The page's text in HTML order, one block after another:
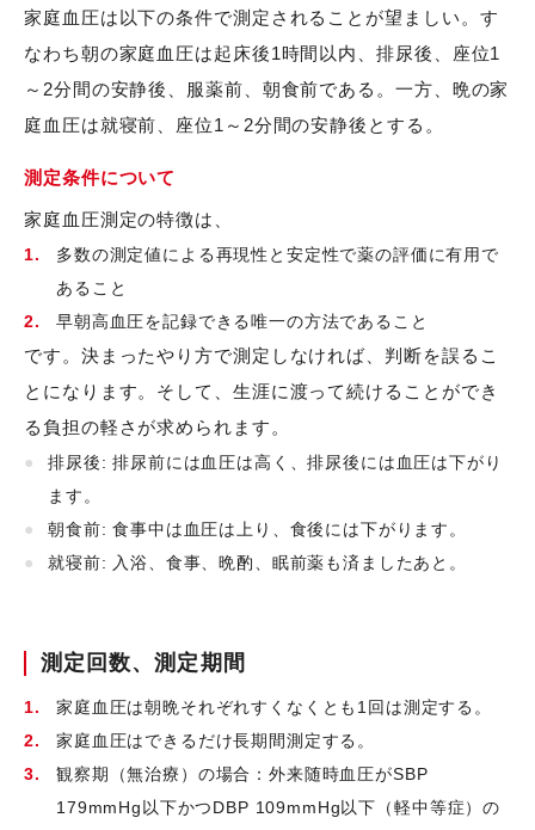
家庭血圧は以下の条件で測定されることが望ましい。す
なわち朝の家庭血圧は起床後1時間以内、排尿後、座位1
～2分間の安静後、服薬前、朝食前である。一方、晩の家
庭血圧は就寝前、座位1～2分間の安静後とする。
測定条件について
家庭血圧測定の特徴は、
多数の測定値による再現性と安定性で薬の評価に有用で
あること
早朝高血圧を記録できる唯一の方法であること
です。決まったやり方で測定しなければ、判断を誤るこ
とになります。そして、生涯に渡って続けることができ
る負担の軽さが求められます。
排尿後: 排尿前には血圧は高く、排尿後には血圧は下がり
ます。
朝食前: 食事中は血圧は上り、食後には下がります。
就寝前: 入浴、食事、晩酌、眠前薬も済ましたあと。
測定回数、測定期間
家庭血圧は朝晩それぞれすくなくとも1回は測定する。
家庭血圧はできるだけ長期間測定する。
観察期（無治療）の場合：外来随時血圧がSBP
179mmHg以下かつDBP 109mmHg以下（軽中等症）の